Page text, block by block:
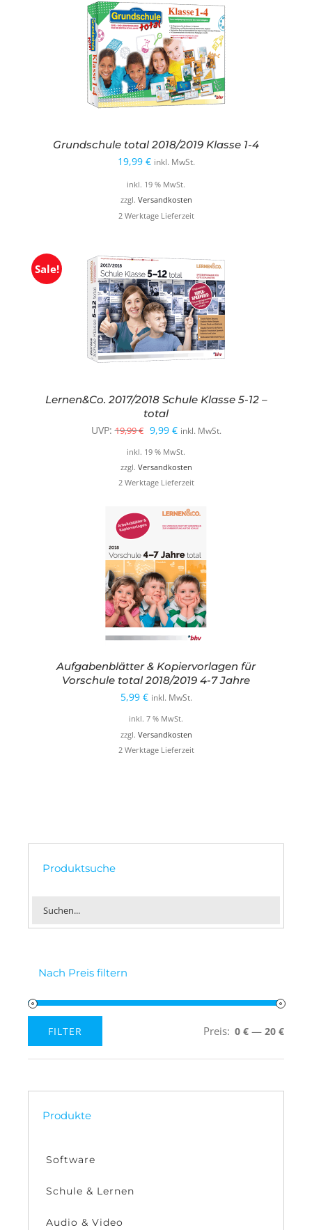
Grundschule total 2018/2019 Klasse 1-4
19,99 € inkl. MwSt.
inkl. 19 % MwSt.
zzgl. Versandkosten
2 Werktage Lieferzeit
Sale!
Lernen&Co. 2017/2018 Schule Klasse 5-12 –
total
UVP: 19,99€ Ursprünglicher
Preis
war:
19,99 €
9,99 €Aktueller
Preis
ist:
9,99 €.
inkl. MwSt.
inkl. 19 % MwSt.
zzgl. Versandkosten
2 Werktage Lieferzeit
Aufgabenblätter & Kopiervorlagen für
Vorschule total 2018/2019 4-7 Jahre
5,99 € inkl. MwSt.
inkl. 7 % MwSt.
zzgl. Versandkosten
2 Werktage Lieferzeit
Produktsuche
Nach Preis filtern
Preis
Preis
FILTER Preis: 0 € — 20 €
Produkte
Software
Schule & Lernen
Audio & Video